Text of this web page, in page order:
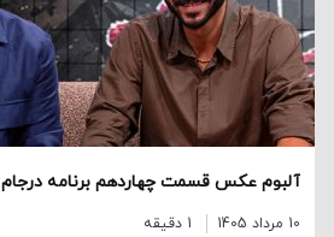
آلبوم عکس قسمت چهاردهم برنامه درجام
10 مرداد 1405 1 دقیقه